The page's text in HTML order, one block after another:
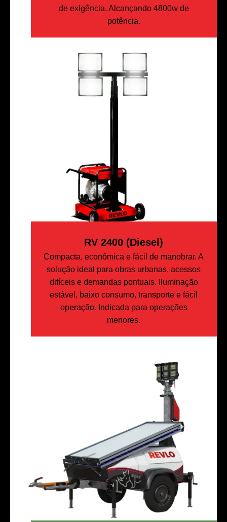
de exigência. Alcançando 4800w de
potência.
RV 2400 (Diesel)
Compacta, econômica e fácil de manobrar. A
solução ideal para obras urbanas, acessos
difíceis e demandas pontuais. Iluminação
estável, baixo consumo, transporte e fácil
operação. Indicada para operações
menores.